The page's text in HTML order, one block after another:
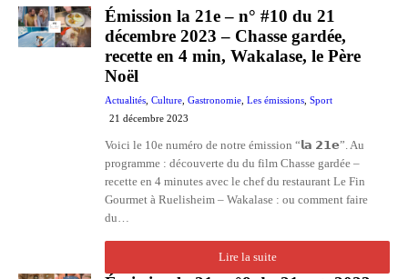
Émission la 21e – n° #10 du 21
décembre 2023 – Chasse gardée,
recette en 4 min, Wakalase, le Père
Noël
Actualités Culture Gastronomie Les émissions Sport
21 décembre 2023
Voici le 10e numéro de notre émission “𝗹𝗮 𝟮𝟭𝗲”. Au
programme : découverte du du film Chasse gardée –
recette en 4 minutes avec le chef du restaurant Le Fin
Gourmet à Ruelisheim – Wakalase : ou comment faire
du…
Lire la suite